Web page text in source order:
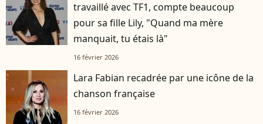
travaillé avec TF1, compte beaucoup
pour sa fille Lily, "Quand ma mère
manquait, tu étais là"
16 février 2026
Lara Fabian recadrée par une icône de la
chanson française
16 février 2026